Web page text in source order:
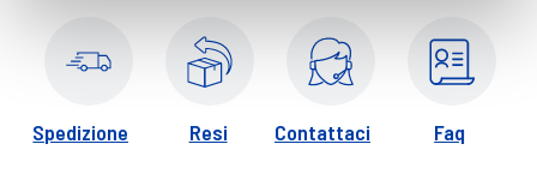
ciglia, applica il primer per mascara Lash Paradise prima del
mascara.
Spedizione Resi Contattaci Faq